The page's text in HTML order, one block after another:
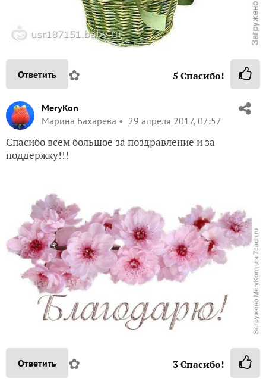
Ответить ✿ 5 Спасибо!
MeryKon
Марина Бахарева
29 апреля 2017, 07:57
Спасибо всем большое за поздравление и за
поддержку!!!
Ответить ✿ 3Спасибо!